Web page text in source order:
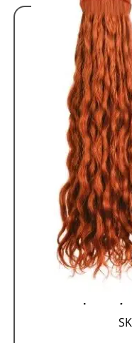
Hair Extensions